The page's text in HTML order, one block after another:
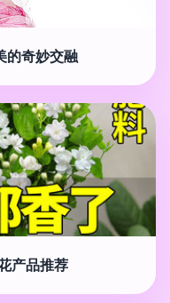
的奇妙交融
产品推荐